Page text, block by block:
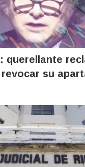
querellante
su